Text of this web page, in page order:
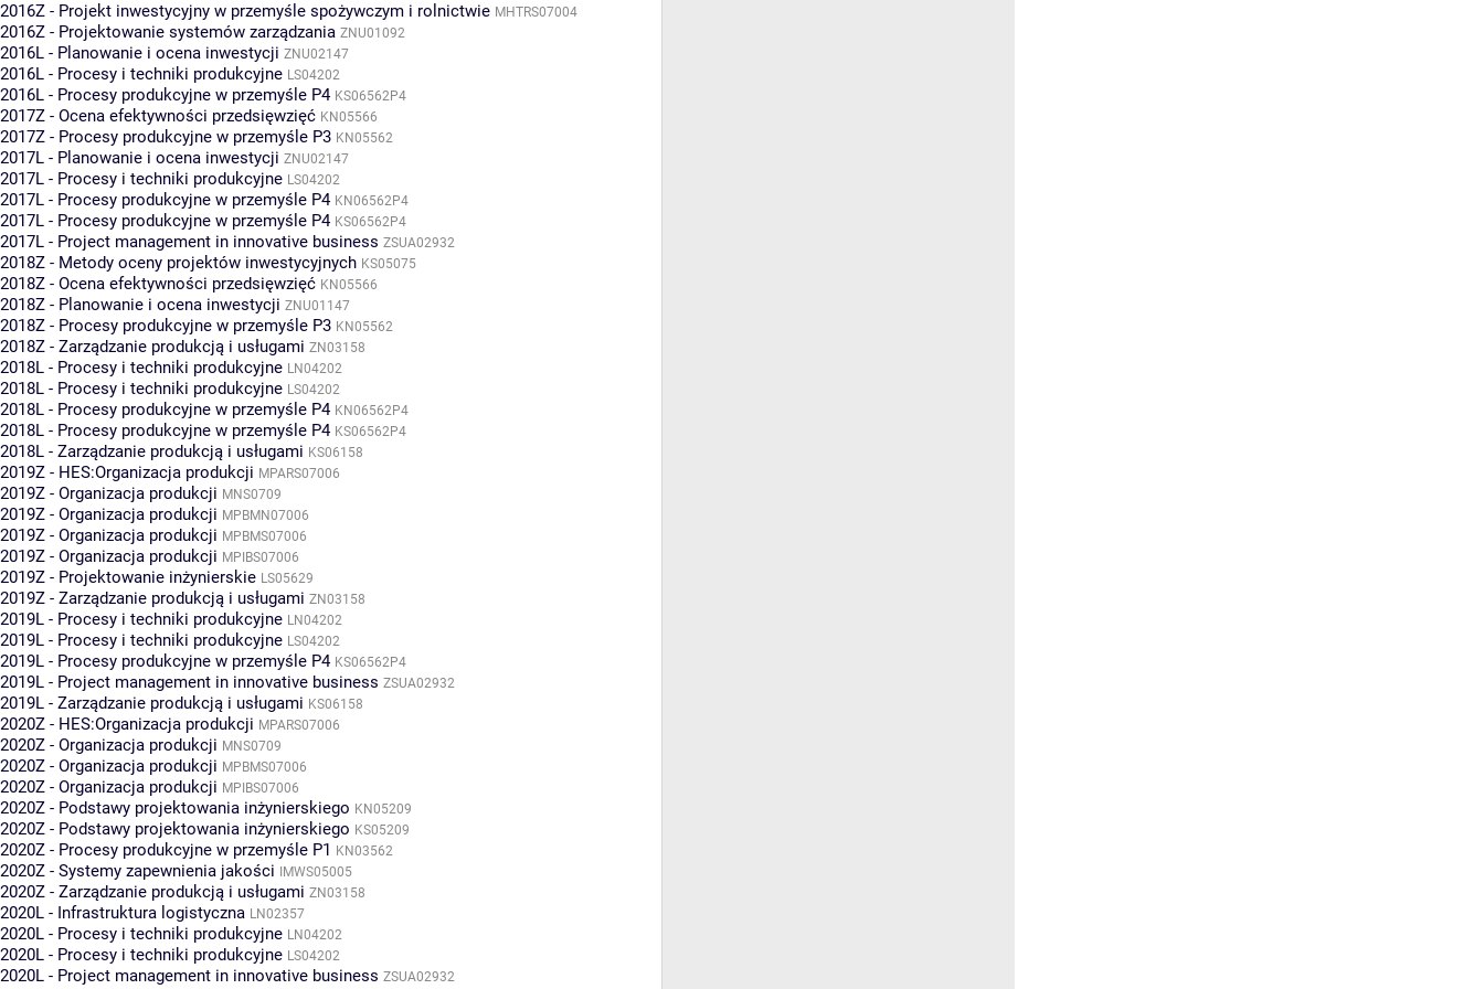
2016Z - Projekt inwestycyjny w przemyśle spożywczym i rolnictwie MHTRS07004
2016Z - Projektowanie systemów zarządzania ZNU01092
2016L - Planowanie i ocena inwestycji ZNU02147
2016L - Procesy i techniki produkcyjne LS04202
2016L - Procesy produkcyjne w przemyśle P4 KS06562P4
2017Z - Ocena efektywności przedsięwzięć KN05566
2017Z - Procesy produkcyjne w przemyśle P3 KN05562
2017L - Planowanie i ocena inwestycji ZNU02147
2017L - Procesy i techniki produkcyjne LS04202
2017L - Procesy produkcyjne w przemyśle P4 KN06562P4
2017L - Procesy produkcyjne w przemyśle P4 KS06562P4
2017L - Project management in innovative business ZSUA02932
2018Z - Metody oceny projektów inwestycyjnych KS05075
2018Z - Ocena efektywności przedsięwzięć KN05566
2018Z - Planowanie i ocena inwestycji ZNU01147
2018Z - Procesy produkcyjne w przemyśle P3 KN05562
2018Z - Zarządzanie produkcją i usługami ZN03158
2018L - Procesy i techniki produkcyjne LN04202
2018L - Procesy i techniki produkcyjne LS04202
2018L - Procesy produkcyjne w przemyśle P4 KN06562P4
2018L - Procesy produkcyjne w przemyśle P4 KS06562P4
2018L - Zarządzanie produkcją i usługami KS06158
2019Z - HES:Organizacja produkcji MPARS07006
2019Z - Organizacja produkcji MNS0709
2019Z - Organizacja produkcji MPBMN07006
2019Z - Organizacja produkcji MPBMS07006
2019Z - Organizacja produkcji MPIBS07006
2019Z - Projektowanie inżynierskie LS05629
2019Z - Zarządzanie produkcją i usługami ZN03158
2019L - Procesy i techniki produkcyjne LN04202
2019L - Procesy i techniki produkcyjne LS04202
2019L - Procesy produkcyjne w przemyśle P4 KS06562P4
2019L - Project management in innovative business ZSUA02932
2019L - Zarządzanie produkcją i usługami KS06158
2020Z - HES:Organizacja produkcji MPARS07006
2020Z - Organizacja produkcji MNS0709
2020Z - Organizacja produkcji MPBMS07006
2020Z - Organizacja produkcji MPIBS07006
2020Z - Podstawy projektowania inżynierskiego KN05209
2020Z - Podstawy projektowania inżynierskiego KS05209
2020Z - Procesy produkcyjne w przemyśle P1 KN03562
2020Z - Systemy zapewnienia jakości IMWS05005
2020Z - Zarządzanie produkcją i usługami ZN03158
2020L - Infrastruktura logistyczna LN02357
2020L - Procesy i techniki produkcyjne LN04202
2020L - Procesy i techniki produkcyjne LS04202
2020L - Project management in innovative business ZSUA02932